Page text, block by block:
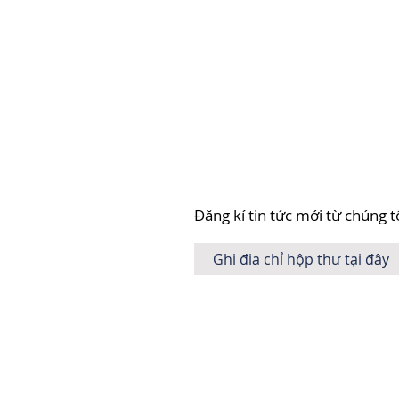
Đăng kí tin tức mới từ chúng